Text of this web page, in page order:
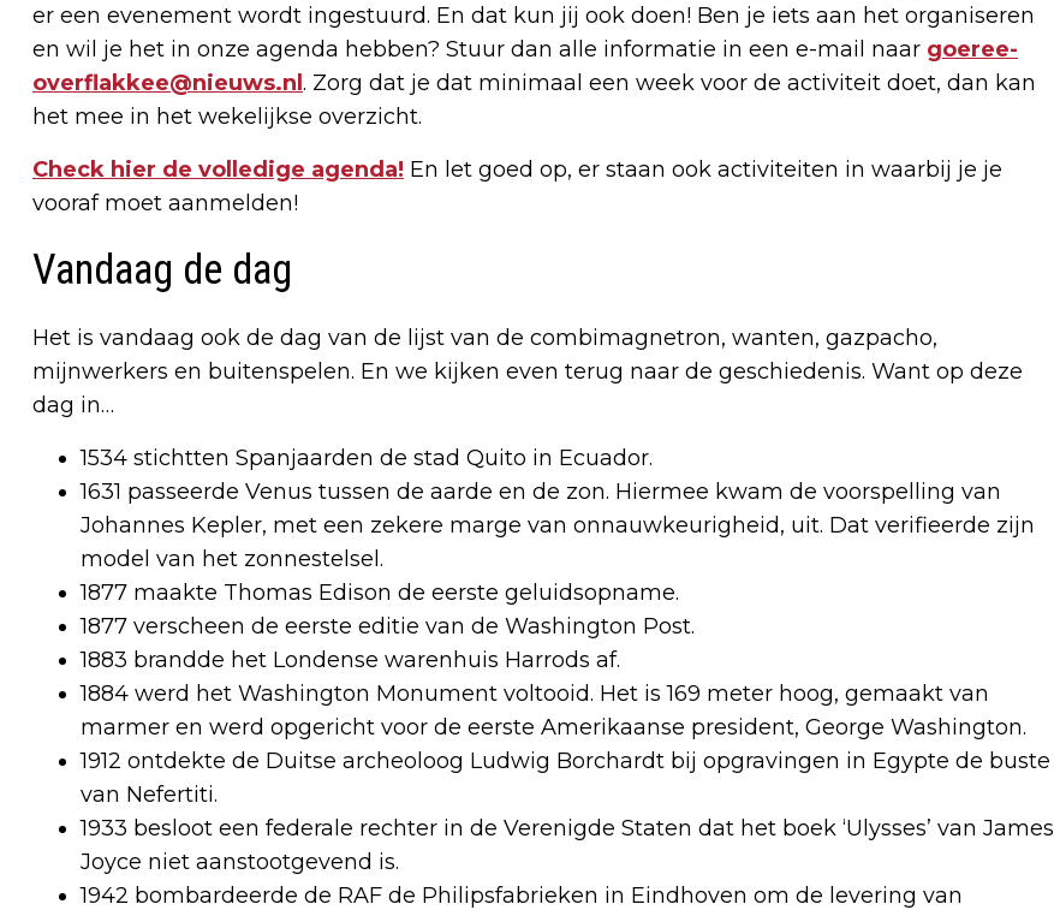
er een evenement wordt ingestuurd. En dat kun jij ook doen! Ben je iets aan het organiseren
en wil je het in onze agenda hebben? Stuur dan alle informatie in een e-mail naar goeree-
overflakkee@nieuws.nl . Zorg dat je dat minimaal een week voor de activiteit doet, dan kan
het mee in het wekelijkse overzicht.
Check hier de volledige agenda! En let goed op, er staan ook activiteiten in waarbij je je
vooraf moet aanmelden!
Vandaag de dag
Het is vandaag ook de dag van de lijst van de combimagnetron, wanten, gazpacho,
mijnwerkers en buitenspelen. En we kijken even terug naar de geschiedenis. Want op deze
dag in…
1534 stichtten Spanjaarden de stad Quito in Ecuador.
1631 passeerde Venus tussen de aarde en de zon. Hiermee kwam de voorspelling van
Johannes Kepler, met een zekere marge van onnauwkeurigheid, uit. Dat verifieerde zijn
model van het zonnestelsel.
1877 maakte Thomas Edison de eerste geluidsopname.
1877 verscheen de eerste editie van de Washington Post.
1883 brandde het Londense warenhuis Harrods af.
1884 werd het Washington Monument voltooid. Het is 169 meter hoog, gemaakt van
marmer en werd opgericht voor de eerste Amerikaanse president, George Washington.
1912 ontdekte de Duitse archeoloog Ludwig Borchardt bij opgravingen in Egypte de buste
van Nefertiti.
1933 besloot een federale rechter in de Verenigde Staten dat het boek ‘Ulysses’ van James
Joyce niet aanstootgevend is.
1942 bombardeerde de RAF de Philipsfabrieken in Eindhoven om de levering van